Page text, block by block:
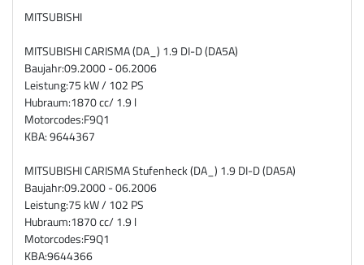
MITSUBISHI
MITSUBISHI CARISMA (DA_) 1.9 DI-D (DA5A)
Baujahr:09.2000 - 06.2006
Leistung:75 kW / 102 PS
Hubraum:1870 cc/ 1.9 l
Motorcodes:F9Q1
KBA:9644367
MITSUBISHI CARISMA Stufenheck (DA_) 1.9 DI-D (DA5A)
Baujahr:09.2000 - 06.2006
Leistung:75 kW / 102 PS
Hubraum:1870 cc/ 1.9 l
Motorcodes:F9Q1
KBA:9644366